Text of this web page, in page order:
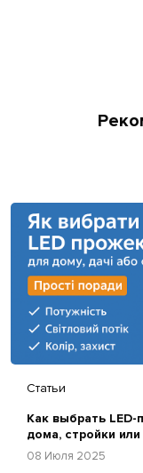
Статьи
Как выбрать
дома, стройки
простая
08 Июля 2025